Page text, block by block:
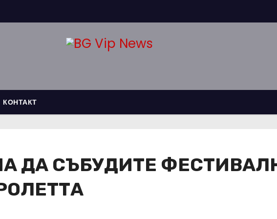
КОНТАКТ
ДА СЪБУДИТЕ